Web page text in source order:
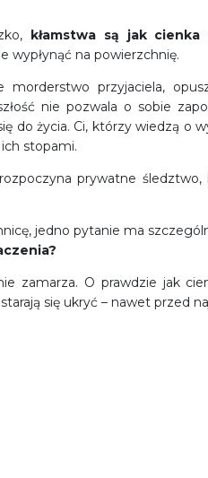
kłamstwa są jak
wypłynąć na powierzchnię.
przyjaciela,
nie pozwala o sobie
do życia. Ci, którzy wiedzą o
stopami.
prywatne
jedno pytanie ma
zamarza. O prawdzie jak
się ukryć – nawet przed